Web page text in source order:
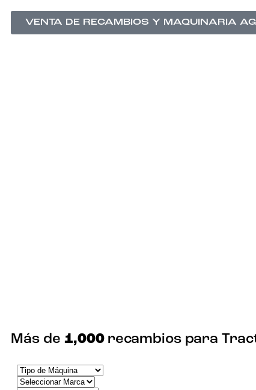
VENTA DE RECAMBIOS Y MAQUINARIA
Más de 1,000 recambios para
opcionales.
para que
funcione la
web.